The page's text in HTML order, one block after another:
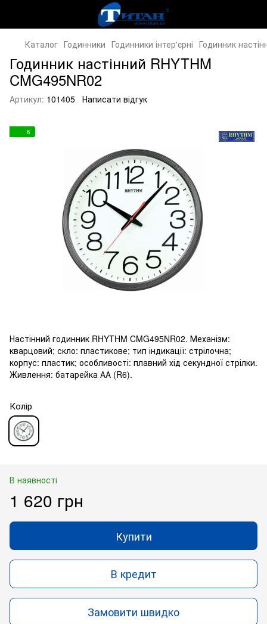
Каталог Годинники Годинники інтер'єрні Годинник
Годинник настінний RHYTHM
CMG495NR02
Артикул: 101405 Написати відгук
6
Настінний годинник RHYTHM CMG495NR02. Механізм:
кварцовий; скло: пластикове; тип індикації: стрілочна;
корпус: пластик; особливості: плавний хід секундної стрілки.
Живлення: батарейка АА (R6).
Колір
В наявності
1 620 грн
Купити
В кредит
Замовити швидко